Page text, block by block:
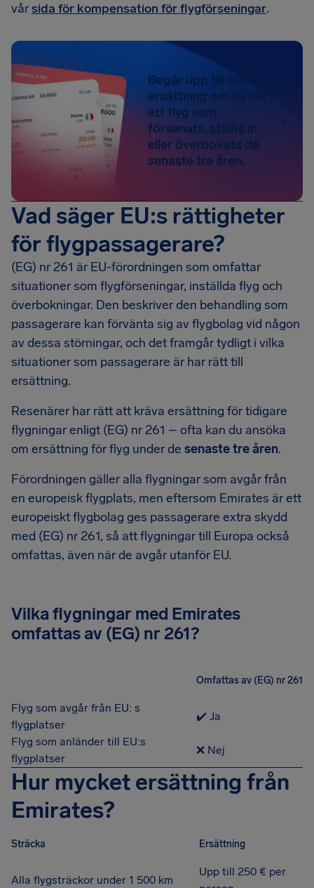
vårsida för kompensation för flygförseningar.
Begär upp till 600 € i
ersättning om du har
ett flyg som
försenats, ställts in
eller överbokats de
senaste tre åren.
Vad säger EU:s rättigheter
för flygpassagerare?
(EG) nr 261 är EU-förordningen som omfattar
situationer som flygförseningar, inställda flyg och
överbokningar. Den beskriver den behandling som
passagerare kan förvänta sig av flygbolag vid någon
av dessa störningar, och det framgår tydligt i vilka
situationer som passagerare är har rätt till
ersättning.
Resenärer har rätt att kräva ersättning för tidigare
flygningar enligt (EG) nr 261 – ofta kan du ansöka
om ersättning för flyg under de senaste tre åren.
Förordningen gäller alla flygningar som avgår från
en europeisk flygplats, men eftersom Emirates är ett
europeiskt flygbolag ges passagerare extra skydd
med (EG) nr 261, så att flygningar till Europa också
omfattas, även när de avgår utanför EU.
Vilka flygningar med Emirates
omfattas av (EG) nr 261?
Omfattas av (EG) nr 261
Flyg som avgår från EU: s
flygplatser
✔️ Ja
Flyg som anländer till EU:s
flygplatser
❌ Nej
Hur mycket ersättning från
Emirates?
Sträcka Ersättning
Alla flygsträckor under 1 500 km
Upp till 250 € per